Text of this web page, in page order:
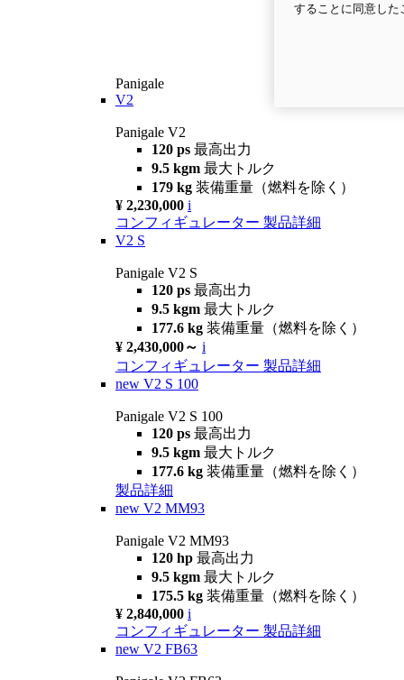
Panigale
V2
Panigale V2
120 ps 最高出力
9.5 kgm 最大トルク
179 kg 装備重量（燃料を除く）
¥ 2,230,000 i
コンフィギュレーター 製品詳細
V2 S
Panigale V2 S
120 ps 最高出力
9.5 kgm 最大トルク
177.6 kg 装備重量（燃料を除く）
¥ 2,430,000～ i
コンフィギュレーター 製品詳細
new V2 S 100
Panigale V2 S 100
120 ps 最高出力
9.5 kgm 最大トルク
177.6 kg 装備重量（燃料を除く）
製品詳細
new V2 MM93
Panigale V2 MM93
120 hp 最高出力
9.5 kgm 最大トルク
175.5 kg 装備重量（燃料を除く）
¥ 2,840,000 i
コンフィギュレーター 製品詳細
new V2 FB63
することに同意し